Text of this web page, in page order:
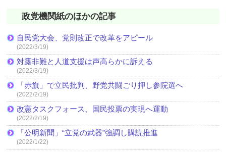
政党機関紙のほかの記事
自民党大会、党則改正で改革をアピール
(2022/3/19)
対露非難と人道支援は声高らかに訴える
(2022/3/19)
「赤旗」で立民批判、野党共闘ごり押し参院選へ
(2022/2/19)
改憲タスクフォース、国民投票の実現へ運動
(2022/2/19)
「公明新聞」“立党の武器”強調し購読推進
(2022/1/22)